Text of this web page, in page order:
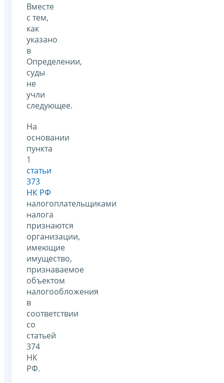
Вместе
с тем,
как
указано
в
Определении,
суды
не
учли
следующее.
На
основании
пункта
1
статьи
373
НК РФ
налогоплательщиками
налога
признаются
организации,
имеющие
имущество,
признаваемое
объектом
налогообложения
в
соответствии
со
статьей
374
НК
РФ.